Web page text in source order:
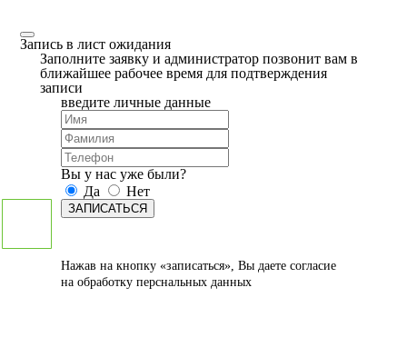
Запись в лист ожидания
Заполните заявку и администратор позвонит вам в
ближайшее рабочее время для подтверждения
записи
введите личные данные
Вы у нас уже были?
Да
Нет
ЗАПИСАТЬСЯ
Нажав на кнопку «записаться», Вы даете согласие
на обработку перснальных данных